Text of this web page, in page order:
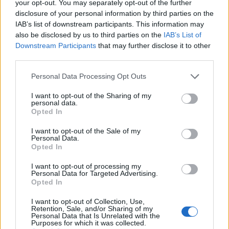
your opt-out. You may separately opt-out of the further
disclosure of your personal information by third parties on the
IAB’s list of downstream participants. This information may
also be disclosed by us to third parties on the IAB’s List of
Downstream Participants that may further disclose it to other
Personal Data Processing Opt Outs
I want to opt-out of the Sharing of my
personal data.
Opted In
I want to opt-out of the Sale of my
Personal Data.
Opted In
I want to opt-out of processing my
Personal Data for Targeted Advertising.
Opted In
I want to opt-out of Collection, Use,
Retention, Sale, and/or Sharing of my
Personal Data that Is Unrelated with the
Purposes for which it was collected.
inps
37.912 euro
2024-10-25
Credito d'imposta formazione 4.0
Agenzia delle Entrate
2.970 euro
2023-04-07
esenzioni fiscali e crediti d'imposta adottati a
seguito della crisi economica causata dall'epidemia di
agenzia delle entrate
13.792 euro
Fonte:Registro Nazionale Aiuti di Stato (RNA)
– Open Data, licenza
IODL 2.0. Dati aggiornati al 2026-07-02.